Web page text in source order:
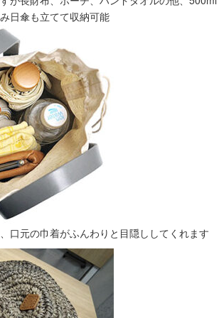
日傘も立てて収納可能
口元の巾着がふんわりと目隠ししてくれます